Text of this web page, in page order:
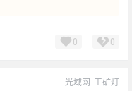
0 0
光域网 工矿灯